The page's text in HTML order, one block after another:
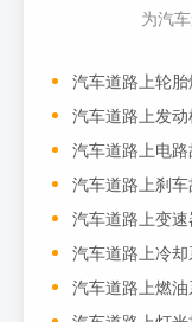
为汽
汽车道路上轮
汽车道路上发
汽车道路上电
汽车道路上刹
汽车道路上变
汽车道路上冷
汽车道路上燃